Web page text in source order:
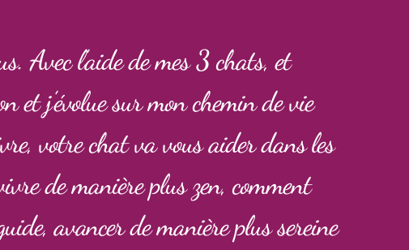
Avec l’aide de mes 3 chats, et
et j’évolue sur mon chemin de vie
votre chat va vous aider dans les
de manière plus zen, comment
avancer de manière plus sereine